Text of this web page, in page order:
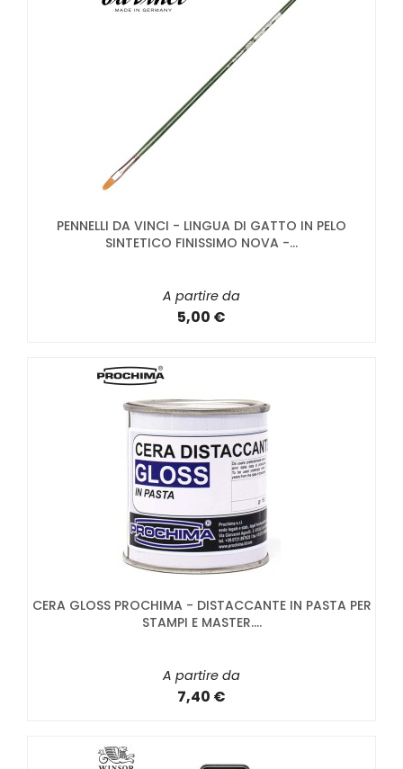
PENNELLI DA VINCI - LINGUA DI GATTO IN PELO
SINTETICO FINISSIMO NOVA -...
A partire da
5,00 €
CERA GLOSS PROCHIMA - DISTACCANTE IN PASTA PER
STAMPI E MASTER....
A partire da
7,40 €